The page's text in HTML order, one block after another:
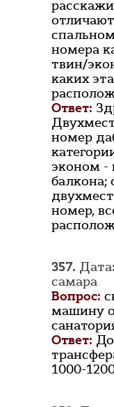
номера
твин/
каких
Ответ:
номер
эконом -
балкона;
номер,
357.
самара
Вопрос:
машину
Ответ:
1000-